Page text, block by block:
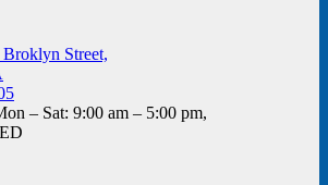
Street,
– Sat: 9:00 am – 5:00 pm,